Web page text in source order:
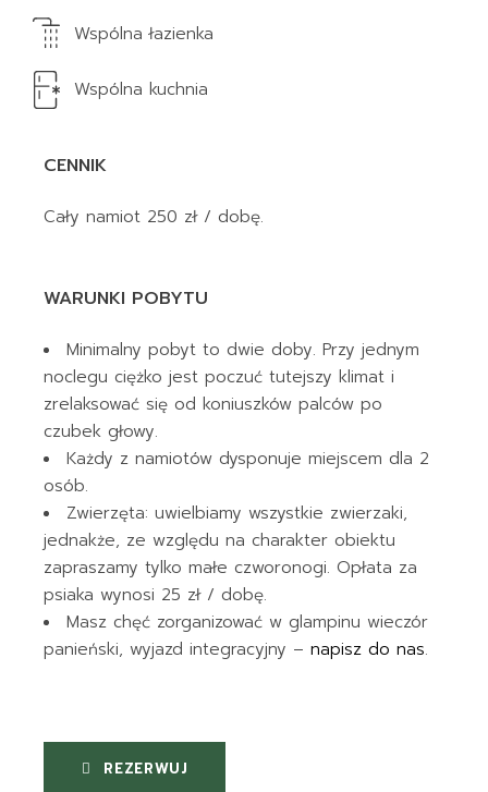
Wspólna łazienka
Wspólna kuchnia
CENNIK
Cały namiot 250 zł / dobę.
WARUNKI POBYTU
Minimalny pobyt to dwie doby. Przy jednym
noclegu ciężko jest poczuć tutejszy klimat i
zrelaksować się od koniuszków palców po
czubek głowy.
Każdy z namiotów dysponuje miejscem dla 2
osób.
Zwierzęta: uwielbiamy wszystkie zwierzaki,
jednakże, ze względu na charakter obiektu
zapraszamy tylko małe czworonogi. Opłata za
psiaka wynosi 25 zł / dobę.
Masz chęć zorganizować w glampinu wieczór
panieński, wyjazd integracyjny –napisz do nas.
REZERWUJ